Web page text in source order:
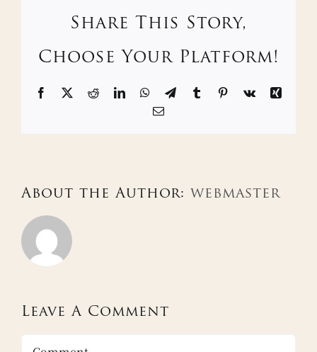
Share This Story,
Choose Your Platform!
Facebook RedditLinkedInWhatsApp
Telegram
TumblrPinterest
Vk
Xing
Email
About the Author: webmaster
Leave A Comment